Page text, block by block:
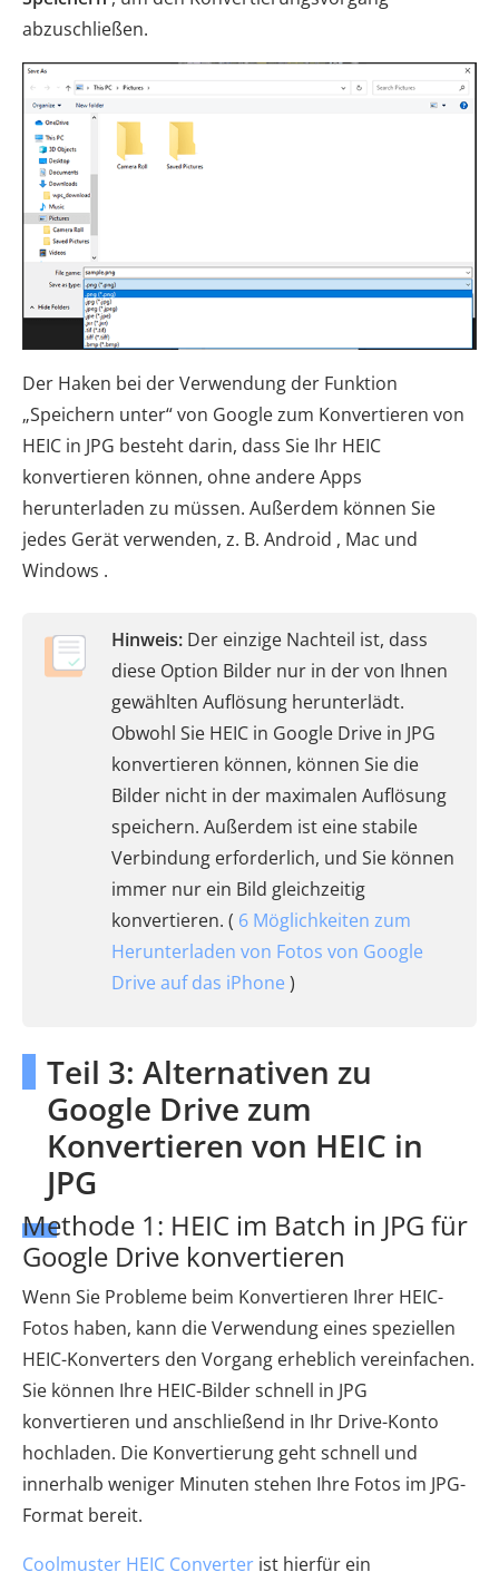
abzuschließen.
Der Haken bei der Verwendung der Funktion
„Speichern unter“ von Google zum Konvertieren von
HEIC in JPG besteht darin, dass Sie Ihr HEIC
konvertieren können, ohne andere Apps
herunterladen zu müssen. Außerdem können Sie
jedes Gerät verwenden, z. B. Android , Mac und
Windows .
Hinweis: Der einzige Nachteil ist, dass
diese Option Bilder nur in der von Ihnen
gewählten Auflösung herunterlädt.
Obwohl Sie HEIC in Google Drive in JPG
konvertieren können, können Sie die
Bilder nicht in der maximalen Auflösung
speichern. Außerdem ist eine stabile
Verbindung erforderlich, und Sie können
immer nur ein Bild gleichzeitig
konvertieren. ( 6 Möglichkeiten zum
Herunterladen von Fotos von Google
Drive auf das iPhone )
Teil 3: Alternativen zu
Google Drive zum
Konvertieren von HEIC in
JPG
Methode 1: HEIC im Batch in JPG für
Google Drive konvertieren
Wenn Sie Probleme beim Konvertieren Ihrer HEIC-
Fotos haben, kann die Verwendung eines speziellen
HEIC-Konverters den Vorgang erheblich vereinfachen.
Sie können Ihre HEIC-Bilder schnell in JPG
konvertieren und anschließend in Ihr Drive-Konto
hochladen. Die Konvertierung geht schnell und
innerhalb weniger Minuten stehen Ihre Fotos im JPG-
Format bereit.
Coolmuster HEIC Converter ist hierfür ein